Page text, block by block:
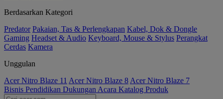
Berdasarkan Kategori
Predator Pakaian, Tas & Perlengkapan Kabel, Dok & Dongle
Gaming Headset & Audio Keyboard, Mouse & Stylus Perangkat
Cerdas Kamera
Unggulan
Acer Nitro Blaze 11 Acer Nitro Blaze 8 Acer Nitro Blaze 7
Bisnis Pendidikan Dukungan Acara Katalog Produk